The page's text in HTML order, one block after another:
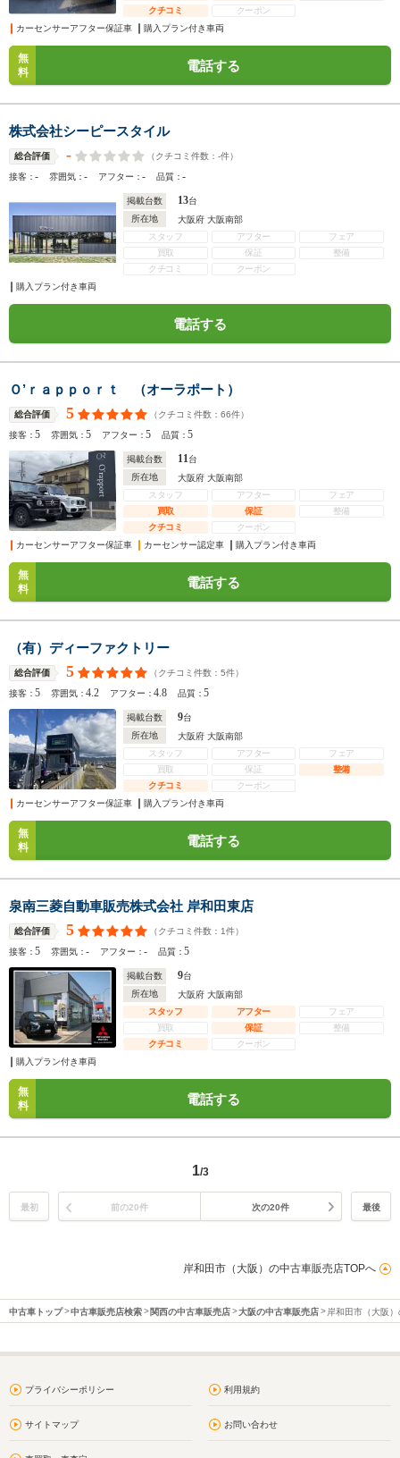
クチコミ
クーポン
カーセンサーアフター保証車
購入プラン付き車両
無
料
電話する
株式会社シーピースタイル
総合評価 - （クチコミ件数： -件）
接客：- 雰囲気：- アフター：- 品質：-
掲載台数 13台
所在地
大阪府 大阪南部
スタッフ
アフター
フェア
買取
保証
整備
クチコミ
クーポン
購入プラン付き車両
電話する
Ｏ’ｒａｐｐｏｒｔ （オーラポート）
総合評価 5 （クチコミ件数： 66件）
接客：5 雰囲気：5 アフター：5 品質：5
掲載台数 11台
所在地
大阪府 大阪南部
スタッフ
アフター
フェア
買取
保証
整備
クチコミ
クーポン
カーセンサーアフター保証車
カーセンサー認定車 購入プラン付き車両
無
料
電話する
（有）ディーファクトリー
総合評価 5 （クチコミ件数： 5件）
接客：5 雰囲気：4.2 アフター：4.8 品質：5
掲載台数 9台
所在地
大阪府 大阪南部
スタッフ
アフター
フェア
買取
保証
整備
クチコミ
クーポン
カーセンサーアフター保証車
購入プラン付き車両
無
料
電話する
泉南三菱自動車販売株式会社 岸和田東店
総合評価 5 （クチコミ件数： 1件）
接客：5 雰囲気：- アフター：- 品質：5
掲載台数 9台
所在地
大阪府 大阪南部
スタッフ
アフター
フェア
買取
保証
整備
クチコミ
クーポン
購入プラン付き車両
無
料
電話する
1/3
最初 前の20件 次の20件 最後
岸和田市（大阪）の中古車販売店TOPへ
中古車トップ 中古車販売店検索 関西の中古車販売店 大阪の中古車販売店 岸和田市（大阪
プライバシーポリシー 利用規約
サイトマップ お問い合わせ